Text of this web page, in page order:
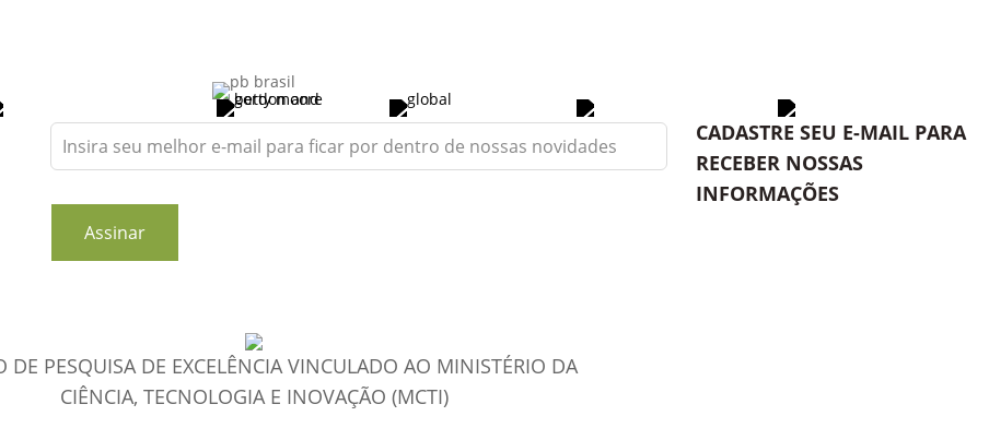
Leave
this
blank
Assinar
CADASTRE SEU E-MAIL PARA
RECEBER NOSSAS
INFORMAÇÕES
DE PESQUISA DE EXCELÊNCIA VINCULADO AO MINISTÉRIO DA
CIÊNCIA, TECNOLOGIA E INOVAÇÃO (MCTI)